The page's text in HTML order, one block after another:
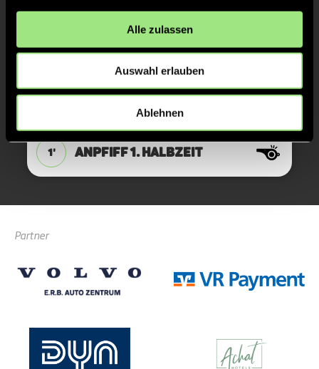
Alle zulassen
Auswahl erlauben
Ablehnen
KURZE ECKE
4' KURZE ECKE - VERGEBEN
KURZE ECKE
1' ANPFIFF 1. Halbzeit
Partner